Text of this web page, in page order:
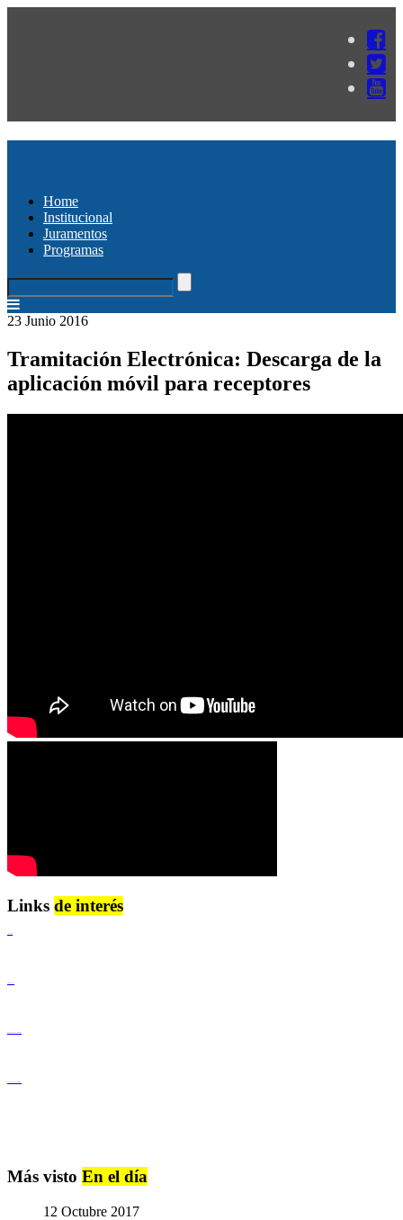
Home
Institucional
Juramentos
Programas
23 Junio 2016
Tramitación Electrónica: Descarga de la
aplicación móvil para receptores
Links de interés
Más visto En el día
12 Octubre 2017